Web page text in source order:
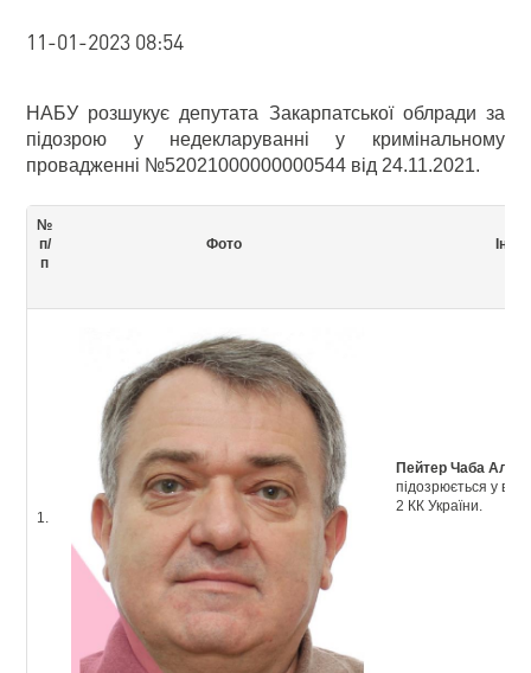
11-01-2023 08:54
НАБУ розшукує депутата Закарпатської облради за
підозрою у недекларуванні у кримінальному
провадженні №52021000000000544 від 24.11.2021.
№
п/
п
Фото
1.
Пейтер Чаба
підозрюється у
2 КК України.